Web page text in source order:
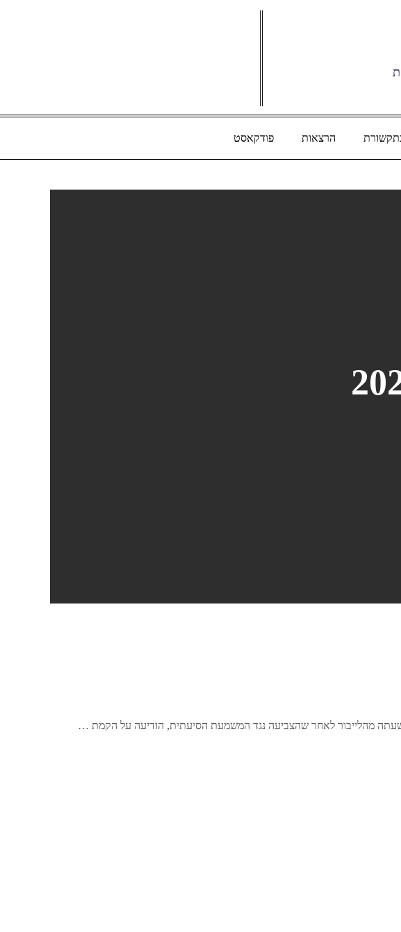
הרצאות פודקאסט
מהלייבור לאחר שהצביעה נגד המשמעת הסיעתית, הודיעה על הקמת …